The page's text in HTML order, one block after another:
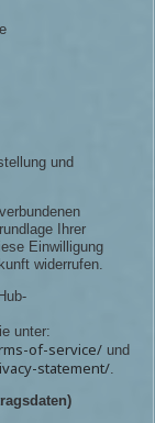
und
Ihrer
Einwilligung
widerrufen.
unter:
of-service/ und
statement/.